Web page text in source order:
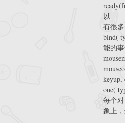
以
有很
bind(
能的
keyup,
one(
每个对
象上